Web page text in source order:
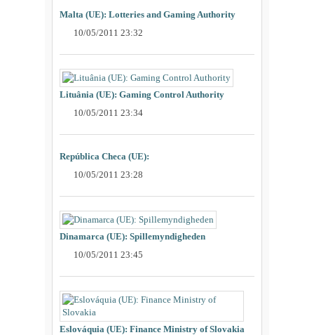
Malta (UE): Lotteries and Gaming Authority
10/05/2011 23:32
Lituânia (UE): Gaming Control Authority
10/05/2011 23:34
República Checa (UE):
10/05/2011 23:28
Dinamarca (UE): Spillemyndigheden
10/05/2011 23:45
Eslováquia (UE): Finance Ministry of Slovakia